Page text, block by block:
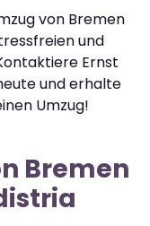
von Bremen
und
Ernst
und erhalte
Umzug!
Bremen